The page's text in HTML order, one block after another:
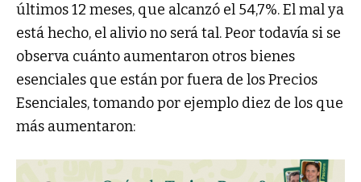
últimos 12 meses, que alcanzó el 54,7%. El mal ya
está hecho, el alivio no será tal. Peor todavía si se
observa cuánto aumentaron otros bienes
esenciales que están por fuera de los Precios
Esenciales, tomando por ejemplo diez de los que
más aumentaron: